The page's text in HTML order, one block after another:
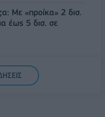
Με «προίκα» 2 δισ.
έως 5 δισ. σε
βρίσκεται η
μετάβαση